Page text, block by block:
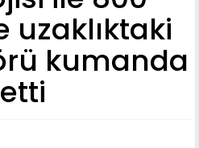
uzaklıktaki
kumanda
etti